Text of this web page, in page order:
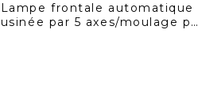
Lampe frontale automatique
usinée par 5 axes/moulage par